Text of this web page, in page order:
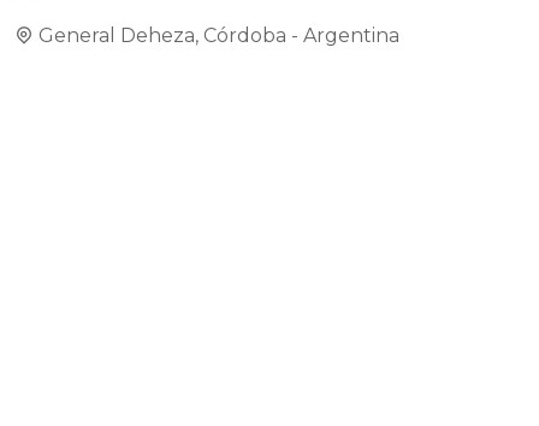
General Deheza, Córdoba - Argentina